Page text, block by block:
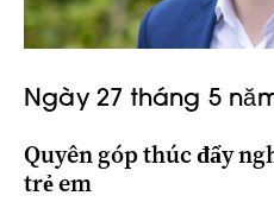
Ngày 27 tháng 5
Quyên góp thúc đẩy
trẻ em